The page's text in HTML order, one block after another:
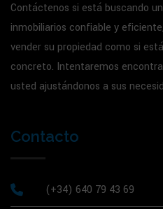
Contáctenos si está buscando
inmobiliarios confiable y
vender su propiedad como si
concreto. Intentaremos
usted ajustándonos a sus
Contacto
(+34) 640 79 43 69